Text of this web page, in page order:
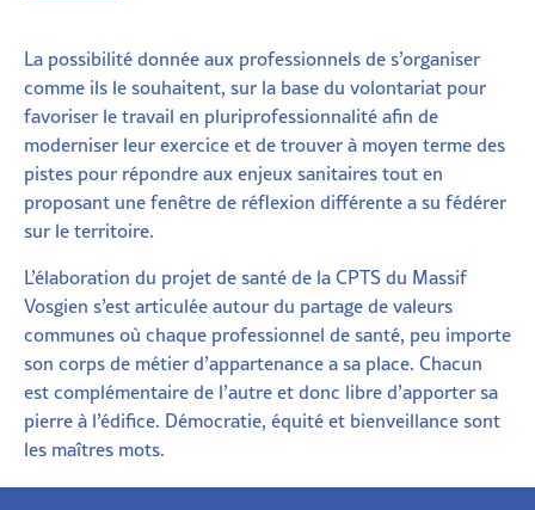
La possibilité donnée aux professionnels de s’organiser
comme ils le souhaitent, sur la base du volontariat pour
favoriser le travail en pluriprofessionnalité afin de
moderniser leur exercice et de trouver à moyen terme des
pistes pour répondre aux enjeux sanitaires tout en
proposant une fenêtre de réflexion différente a su fédérer
sur le territoire.
L’élaboration du projet de santé de la CPTS du Massif
Vosgien s’est articulée autour du partage de valeurs
communes où chaque professionnel de santé, peu importe
son corps de métier d’appartenance a sa place. Chacun
est complémentaire de l’autre et donc libre d’apporter sa
pierre à l’édifice. Démocratie, équité et bienveillance sont
les maîtres mots.